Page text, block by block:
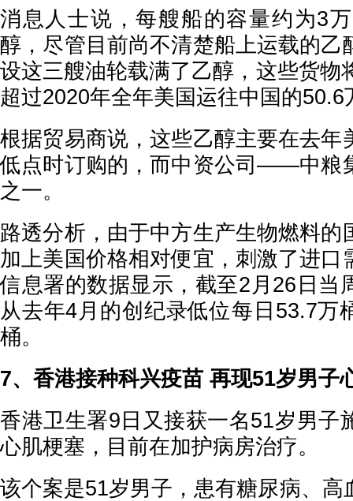
消息人士说，每艘船的容量约为3
醇，尽管目前尚不清楚船上运载的乙
设这三艘油轮载满了乙醇，这些货物
超过2020年全年美国运往中国的50.6
根据贸易商说，这些乙醇主要在去年
低点时订购的，而中资公司——中粮
之一。
路透分析，由于中方生产生物燃料的
加上美国价格相对便宜，刺激了进口
信息署的数据显示，截至2月26日当
从去年4月的创纪录低位每日53.7万
桶。
7、香港接种科兴疫苗 再现51岁男子
香港卫生署9日又接获一名51岁男子
心肌梗塞，目前在加护病房治疗。
该个案是51岁男子，患有糖尿病、高